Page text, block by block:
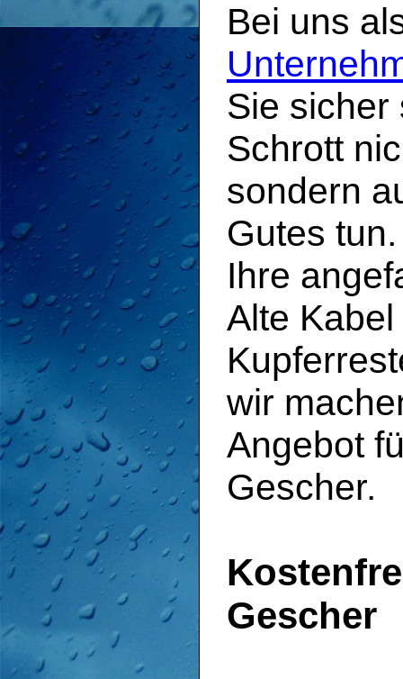
Bei uns
Sie sicher
Schrott
sondern
Gutes
Ihre
Alte
wir
Angebot
Gescher.
Gescher